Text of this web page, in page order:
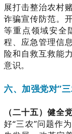
展打击整治农村
诈骗宣传防范。
等重点领域安全
程、应急管理信
险和自救互救能
意识。
六、加强党对“
（二十五）健全
好“三农”问题作